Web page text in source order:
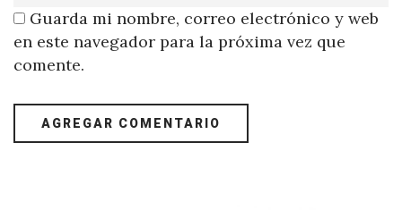
Guarda mi nombre, correo electrónico y web
en este navegador para la próxima vez que
comente.